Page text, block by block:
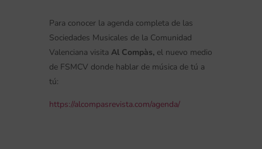
Para conocer la agenda completa de las
Sociedades Musicales de la Comunidad
Valenciana visita Al Compàs, el nuevo medio
de FSMCV donde hablar de música de tú a
tú:
https://alcompasrevista.com/agenda/